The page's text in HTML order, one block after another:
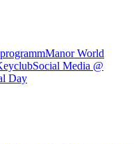
Manor World
Social Media @
Day